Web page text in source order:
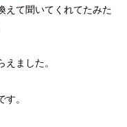
えて聞いてくれてたみた
ました。
。